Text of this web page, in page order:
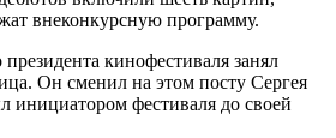
внеконкурсную программу.
кинофестиваля занял
Он сменил на этом посту Сергея
инициатором фестиваля до своей